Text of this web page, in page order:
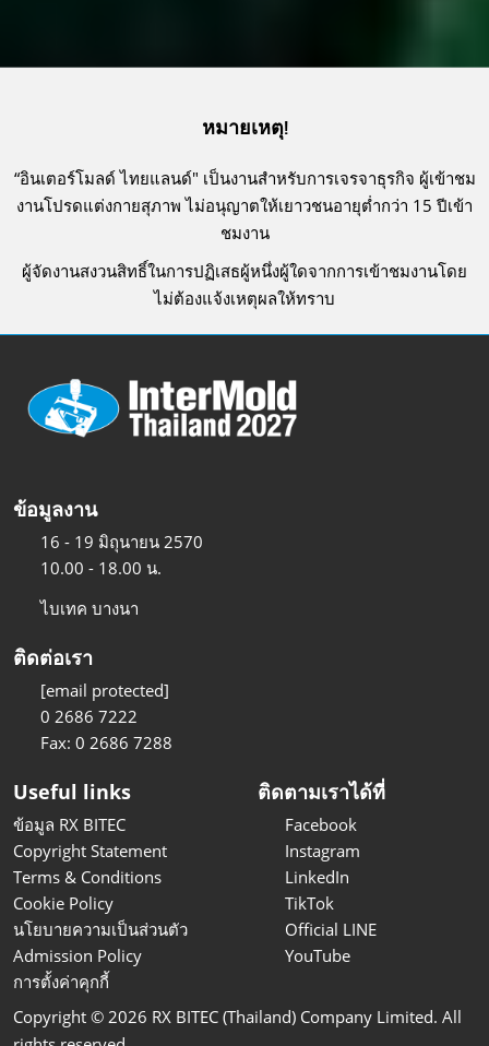
หมายเหตุ!
“อินเตอร์โมลด์ ไทยแลนด์" เป็นงานสำหรับการเจรจาธุรกิจ ผู้เข้าชม
งานโปรดแต่งกายสุภาพ ไม่อนุญาตให้เยาวชนอายุต่ำกว่า 15 ปีเข้า
ชมงาน
ผู้จัดงานสงวนสิทธิ์ในการปฏิเสธผู้หนึ่งผู้ใดจากการเข้าชมงานโดย
ไม่ต้องแจ้งเหตุผลให้ทราบ
ข้อมูลงาน
16 - 19 มิถุนายน 2570
10.00 - 18.00 น.
ไบเทค บางนา
ติดต่อเรา
[email protected]
0 2686 7222
Fax: 0 2686 7288
Useful links
ข้อมูล RX BITEC
Copyright Statement
Terms & Conditions
Cookie Policy
นโยบายความเป็นส่วนตัว
Admission Policy
การตั้งค่าคุกกี้
ติดตามเราได้ที่
Facebook
Instagram
LinkedIn
TikTok
Official LINE
YouTube
Copyright © 2026 RX BITEC (Thailand) Company Limited. All